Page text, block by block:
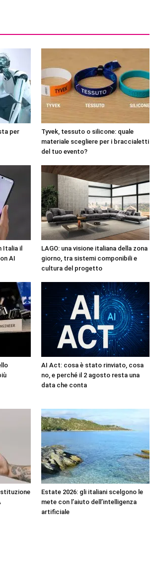
per
Tyvek, tessuto o silicone: quale
materiale scegliere per i braccialetti
del tuo evento?
Italia il
AI
LAGO: una visione italiana della zona
giorno, tra sistemi componibili e
cultura del progetto
AI Act: cosa è stato rinviato, cosa
no, e perché il 2 agosto resta una
data che conta
Estate 2026: gli italiani scelgono le
mete con l’aiuto dell’intelligenza
artificiale